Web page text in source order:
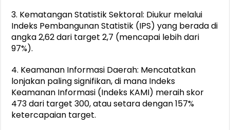
3. Kematangan Statistik Sektoral: Diukur melalui
Indeks Pembangunan Statistik (IPS) yang berada di
angka 2,62 dari target 2,7 (mencapai lebih dari
97%).
4. Keamanan Informasi Daerah: Mencatatkan
lonjakan paling signifikan, di mana Indeks
Keamanan Informasi (Indeks KAMI) meraih skor
473 dari target 300, atau setara dengan 157%
ketercapaian target.